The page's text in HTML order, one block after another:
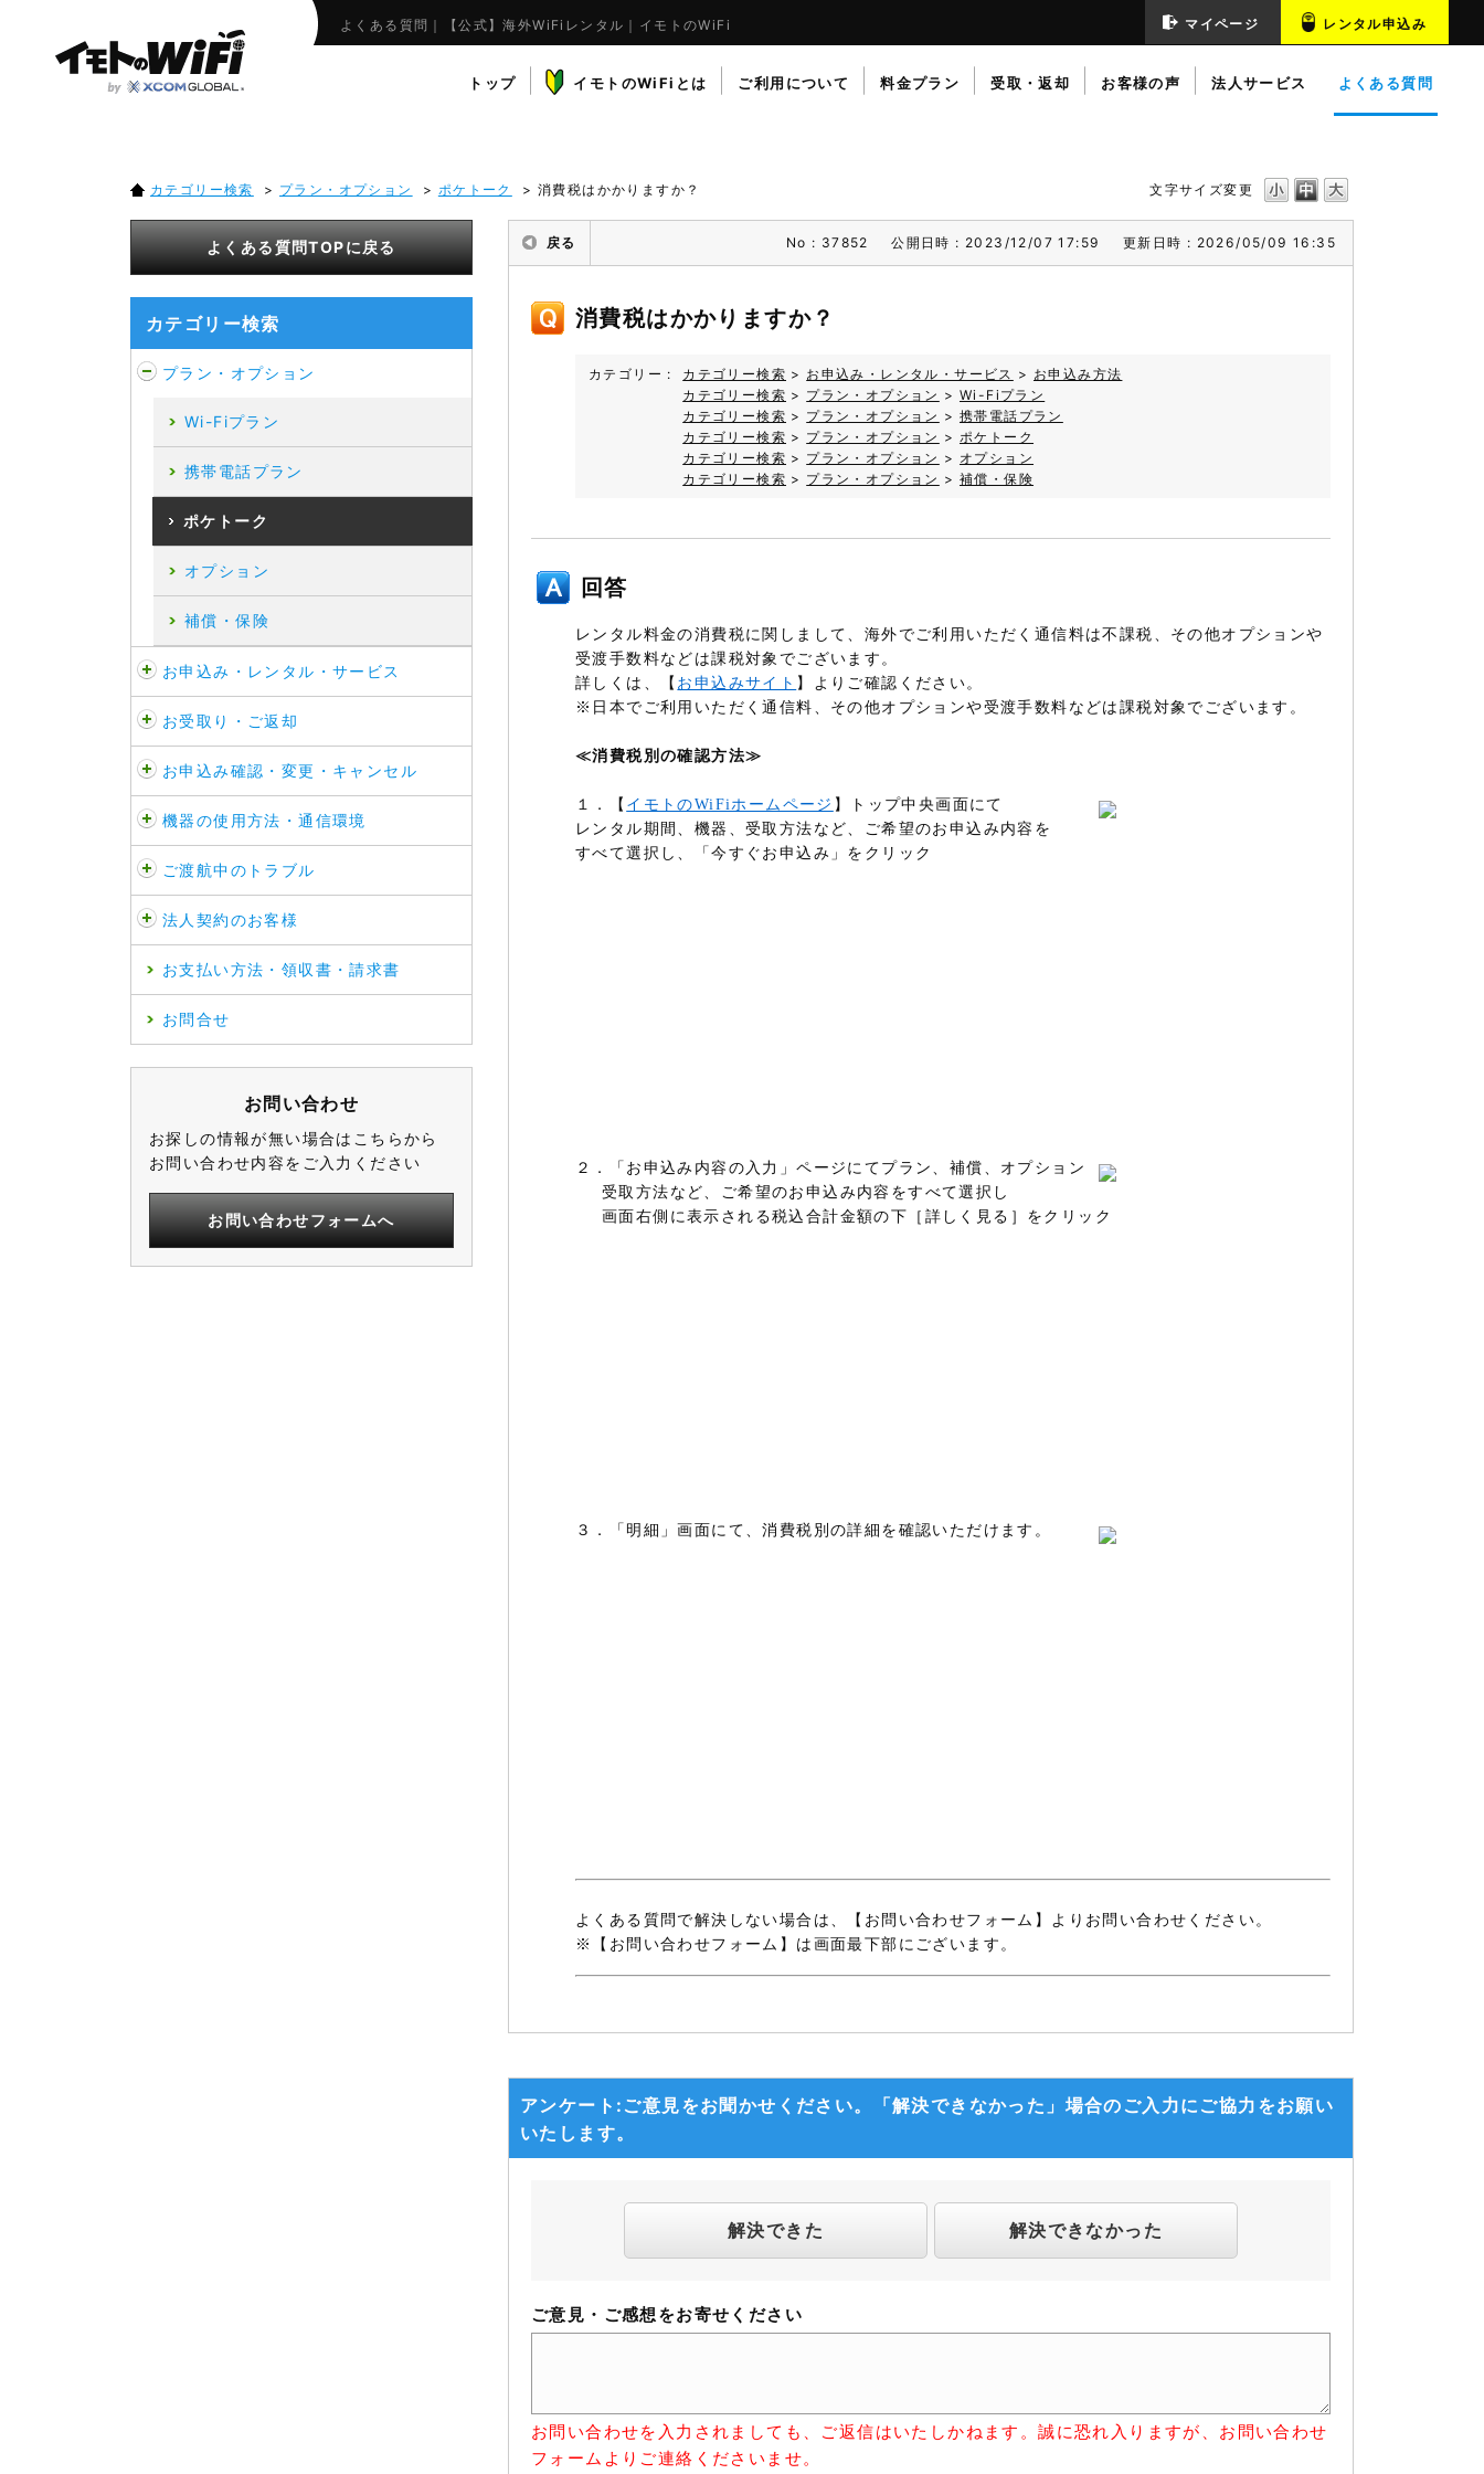
消費税はかかりますか？
よくある質問｜【公式】海外WiFiレンタル｜イモトのWiFi マイページ レンタル申込み
トップ イモトのWiFiとは ご利用について 料金プラン 受取・返却 お客様の声 法人サービス よくある質問
文字サイズ変更
カテゴリー検索 > プラン・オプション > ポケトーク >消費税はかかりますか？
よくある質問TOPに戻る
カテゴリー検索
プラン・オプション
Wi-Fiプラン
携帯電話プラン
ポケトーク
オプション
補償・保険
お申込み・レンタル・サービス
お受取り・ご返却
お申込み確認・変更・キャンセル
機器の使用方法・通信環境
ご渡航中のトラブル
法人契約のお客様
お支払い方法・領収書・請求書
お問合せ
お問い合わせ
お探しの情報が無い場合はこちらから
お問い合わせ内容をご入力ください
お問い合わせフォームへ
戻る No : 37852 公開日時 : 2023/12/07 17:59 更新日時 : 2026/05/09 16:35
消費税はかかりますか？
カテゴリー : カテゴリー検索 > お申込み・レンタル・サービス > お申込み方法
カテゴリー検索 > プラン・オプション >Wi-Fiプラン
カテゴリー検索 > プラン・オプション >携帯電話プラン
カテゴリー検索 > プラン・オプション >ポケトーク
カテゴリー検索 > プラン・オプション > オプション
カテゴリー検索 > プラン・オプション >補償・保険
回答
レンタル料金の消費税に関しまして、海外でご利用いただく通信料は不課税、その他オプションや
受渡手数料などは課税対象でございます。
詳しくは、【 お申込みサイト 】よりご確認ください。
※日本でご利用いただく通信料、その他オプションや受渡手数料などは課税対象でございます。
≪消費税別の確認方法≫
１．【 イモトのWiFiホームページ 】トップ中央画面にて
レンタル期間、機器、受取方法など、ご希望のお申込み内容を
すべて選択し、「今すぐお申込み」をクリック
２．「お申込み内容の入力」ページにてプラン、補償、オプション
受取方法など、ご希望のお申込み内容をすべて選択し
画面右側に表示される税込合計金額の下［詳しく見る］をクリック
３．「明細」画面にて、消費税別の詳細を確認いただけます。
よくある質問で解決しない場合は、【お問い合わせフォーム】よりお問い合わせください。
※【お問い合わせフォーム】は画面最下部にございます。
アンケート:ご意見をお聞かせください。「解決できなかった」場合のご入力にご協力をお願い
いたします。
解決できた 解決できなかった
ご意見・ご感想をお寄せください
お問い合わせを入力されましても、ご返信はいたしかねます。誠に恐れ入りますが、お問い合わせ
フォームよりご連絡くださいませ。